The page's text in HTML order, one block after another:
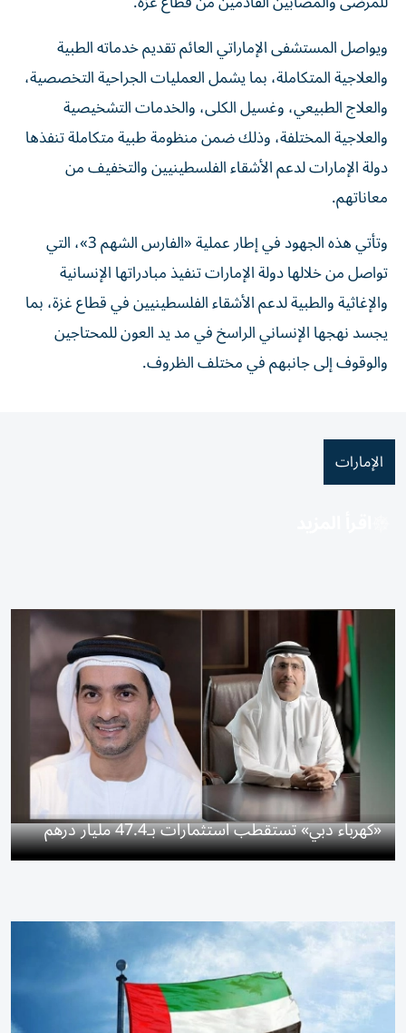
ويواصل المستشفى الإماراتي العائم تقديم خدماته الطبية
والعلاجية المتكاملة، بما يشمل العمليات الجراحية التخصصية،
والعلاج الطبيعي، وغسيل الكلى، والخدمات التشخيصية
والعلاجية المختلفة، وذلك ضمن منظومة طبية متكاملة تنفذها
دولة الإمارات لدعم الأشقاء الفلسطينيين والتخفيف من
معاناتهم.
وتأتي هذه الجهود في إطار عملية «الفارس الشهم 3»، التي
تواصل من خلالها دولة الإمارات تنفيذ مبادراتها الإنسانية
والإغاثية والطبية لدعم الأشقاء الفلسطينيين في قطاع غزة، بما
يجسد نهجها الإنساني الراسخ في مد يد العون للمحتاجين
والوقوف إلى جانبهم في مختلف الظروف.
الإمارات
«كهرباء دبي» تستقطب استثمارات بـ47.4 مليار درهم